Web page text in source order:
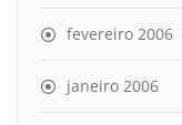
fevereiro 2006
janeiro 2006